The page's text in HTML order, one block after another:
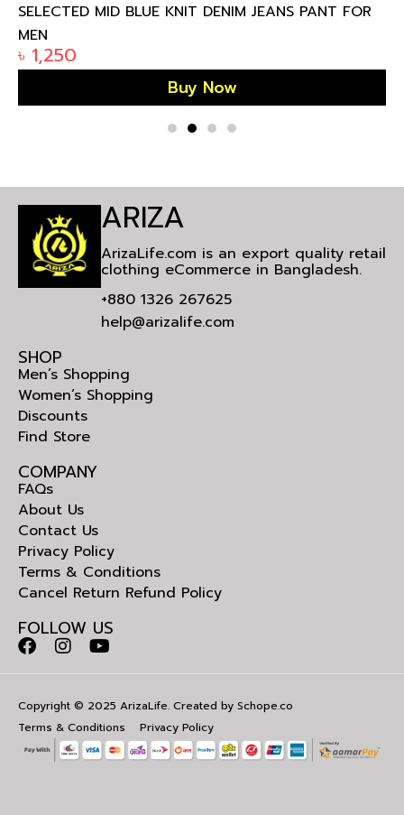
SELECTED MID BLUE KNIT DENIM JEANS PANT FOR
MEN
৳ 1,250
Buy Now
ARIZA
ArizaLife.com is an export quality retail
clothing eCommerce in Bangladesh.
+880 1326 267625
help@arizalife.com
SHOP
Men’s Shopping
Women’s Shopping
Discounts
Find Store
COMPANY
FAQs
About Us
Contact Us
Privacy Policy
Terms & Conditions
Cancel Return Refund Policy
FOLLOW US
Copyright © 2025 ArizaLife. Created by Schope.co
Terms & Conditions
Privacy Policy